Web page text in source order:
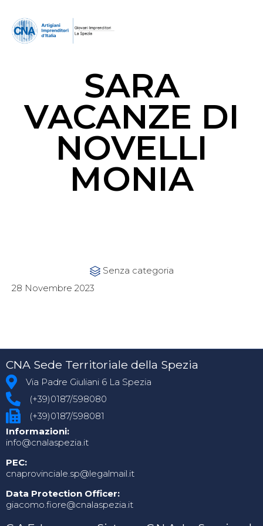
SARA
VACANZE DI
NOVELLI
MONIA
 Category
Senza categoria
28 Novembre 2023
CNA Sede Territoriale della Spezia
Via Padre Giuliani 6 La Spezia
(+39)0187/598080
(+39)0187/598081
Informazioni:
info@cnalaspezia.it
PEC:
cnaprovinciale.sp@legalmail.it
Data Protection Officer:
giacomo.fiore@cnalaspezia.it